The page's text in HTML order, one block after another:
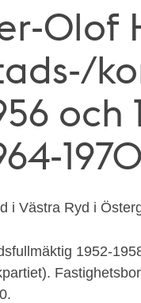
Olof
och
1970
i Västra Ryd i
1952-